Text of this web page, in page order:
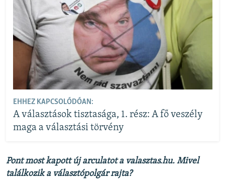
EHHEZ KAPCSOLÓDÓAN:
A választások tisztasága, 1. rész: A fő veszély
maga a választási törvény
Pont most kapott új arculatot a valasztas.hu. Mivel
találkozik a választópolgár rajta?